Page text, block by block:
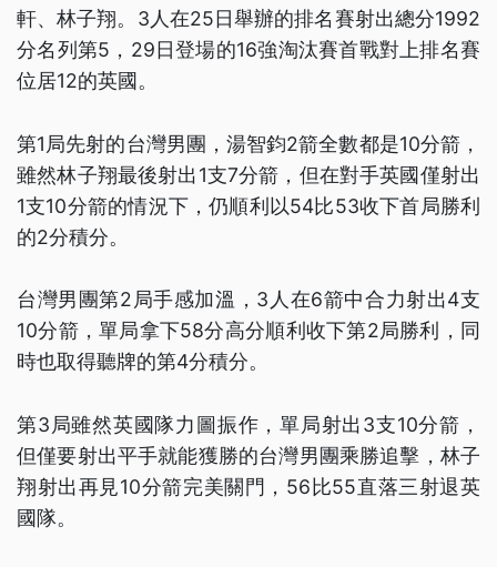
軒、林子翔。3人在25日舉辦的排名賽射出總分1992
分名列第5，29日登場的16強淘汰賽首戰對上排名賽
位居12的英國。
第1局先射的台灣男團，湯智鈞2箭全數都是10分箭，
雖然林子翔最後射出1支7分箭，但在對手英國僅射出
1支10分箭的情況下，仍順利以54比53收下首局勝利
的2分積分。
台灣男團第2局手感加溫，3人在6箭中合力射出4支
10分箭，單局拿下58分高分順利收下第2局勝利，同
時也取得聽牌的第4分積分。
第3局雖然英國隊力圖振作，單局射出3支10分箭，
但僅要射出平手就能獲勝的台灣男團乘勝追擊，林子
翔射出再見10分箭完美關門，56比55直落三射退英
國隊。